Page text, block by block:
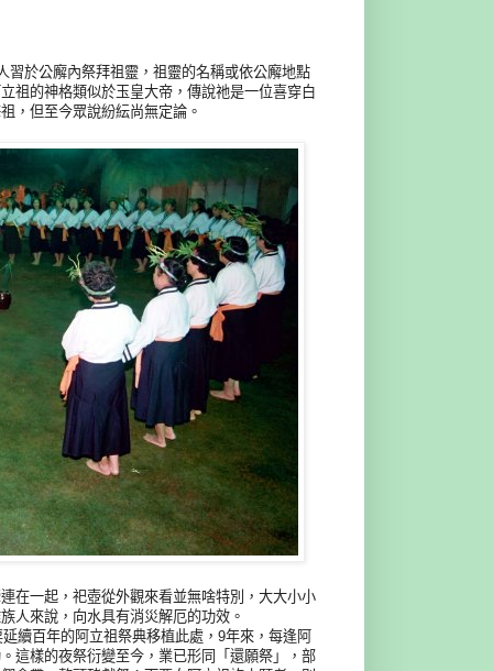
習於公廨內祭拜祖靈，祖靈的名稱或依公廨地點
祖的神格類似於玉皇大帝，傳說祂是一位喜穿白
，但至今眾說紛紜尚無定論。
在一起，祀壺從外觀來看並無啥特別，大大小小
人來說，向水具有消災解厄的功效。
續百年的阿立祖祭典移植此處，9年來，每逢阿
這樣的夜祭衍變至今，業已形同「還願祭」，部